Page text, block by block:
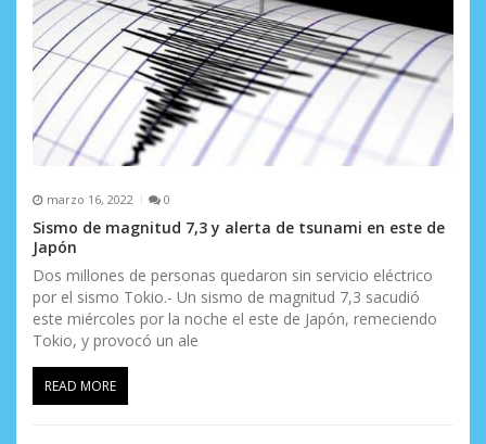
t
r
a
d
a
s
marzo 16, 2022 0
Sismo de magnitud 7,3 y alerta de tsunami en este de
Japón
Dos millones de personas quedaron sin servicio eléctrico
por el sismo Tokio.- Un sismo de magnitud 7,3 sacudió
este miércoles por la noche el este de Japón, remeciendo
Tokio, y provocó un ale
READ MORE